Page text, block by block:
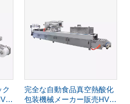
ク
完全な自動食品真空熱酸化
包装機械メーカー販売HVR-